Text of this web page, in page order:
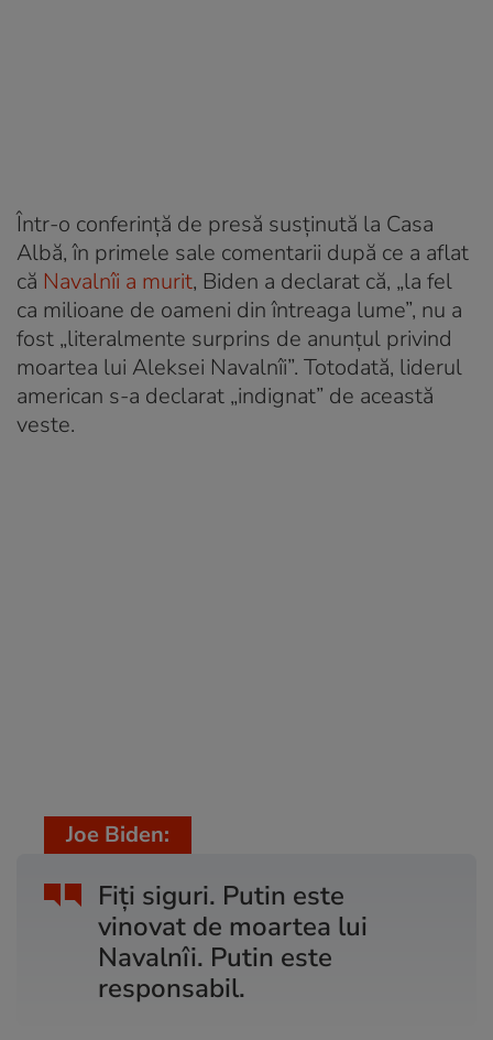
Într-o conferință de presă susținută la Casa
Albă, în primele sale comentarii după ce a aflat
că Navalnîi a murit, Biden a declarat că, „la fel
ca milioane de oameni din întreaga lume”, nu a
fost „literalmente surprins de anunțul privind
moartea lui Aleksei Navalnîi”. Totodată, liderul
american s-a declarat „indignat” de această
veste.
Fiți siguri. Putin este
vinovat de moartea lui
Navalnîi. Putin este
responsabil.
Joe Biden: